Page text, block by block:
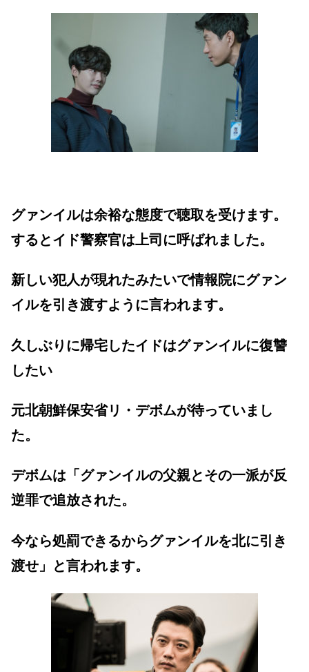
グァンイルは余裕な態度で聴取を受けます。
するとイド警察官は上司に呼ばれました。
新しい犯人が現れたみたいで情報院にグァン
イルを引き渡すように言われます。
久しぶりに帰宅したイドはグァンイルに復讐
したい
元北朝鮮保安省リ・デボムが待っていまし
た。
デボムは「グァンイルの父親とその一派が反
逆罪で追放された。
今なら処罰できるからグァンイルを北に引き
渡せ」と言われます。